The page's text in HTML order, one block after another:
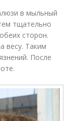
в мыльный
тщательно
сторон.
весу. Таким
После